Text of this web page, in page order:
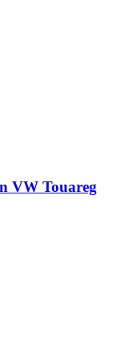
VW Touareg